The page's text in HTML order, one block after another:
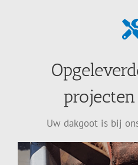
Uw dakgoot is bij